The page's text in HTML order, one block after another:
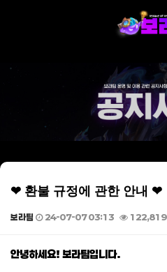
❤ 환불 규정에 관한 안내 ❤
보라팀 24-07-07 03:13 122,819
본문
안녕하세요! 보라팀입니다.